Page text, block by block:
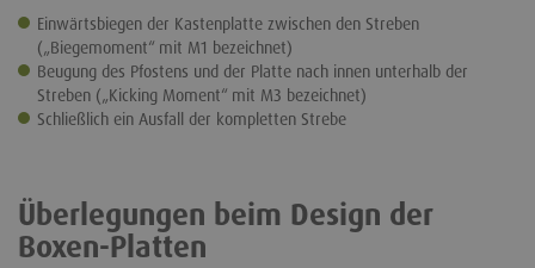
Einwärtsbiegen der Kastenplatte zwischen den Streben
(„Biegemoment“ mit M1 bezeichnet)
Beugung des Pfostens und der Platte nach innen unterhalb der
Streben („Kicking Moment“ mit M3 bezeichnet)
Schließlich ein Ausfall der kompletten Strebe
Überlegungen beim Design der
Boxen-Platten